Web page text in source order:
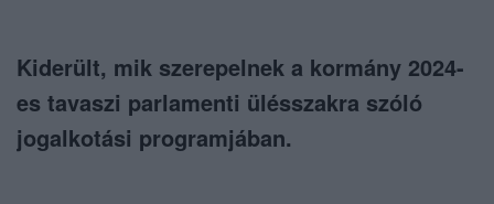
Kiderült, mik szerepelnek a kormány 2024-
es tavaszi parlamenti ülésszakra szóló
jogalkotási programjában.